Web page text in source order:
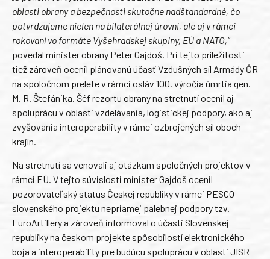
oblasti obrany a bezpečnosti skutočne nadštandardné, čo
potvrdzujeme nielen na bilaterálnej úrovni, ale aj v rámci
rokovaní vo formáte Vyšehradskej skupiny, EÚ a NATO,“
povedal minister obrany Peter Gajdoš. Pri tejto príležitosti
tiež zároveň ocenil plánovanú účasť Vzdušných síl Armády ČR
na spoločnom prelete v rámci osláv 100. výročia úmrtia gen.
M. R. Štefánika. Šéf rezortu obrany na stretnutí ocenil aj
spoluprácu v oblasti vzdelávania, logistickej podpory, ako aj
zvyšovania interoperability v rámci ozbrojených síl oboch
krajín.
Na stretnutí sa venovali aj otázkam spoločných projektov v
rámci EÚ. V tejto súvislosti minister Gajdoš ocenil
pozorovateľský status Českej republiky v rámci PESCO –
slovenského projektu nepriamej palebnej podpory tzv.
EuroArtillery a zároveň informoval o účasti Slovenskej
republiky na českom projekte spôsobilostí elektronického
boja a interoperability pre budúcu spoluprácu v oblasti JISR